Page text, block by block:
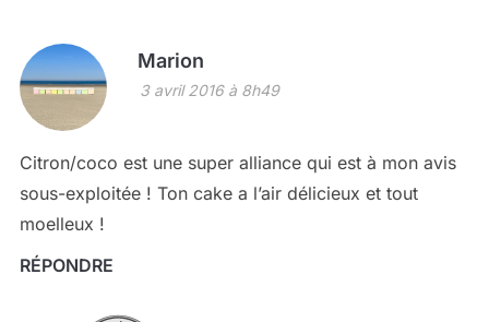
Marion
3 avril 2016 à 8h49
Citron/coco est une super alliance qui est à mon avis
sous-exploitée ! Ton cake a l’air délicieux et tout
moelleux !
RÉPONDRE